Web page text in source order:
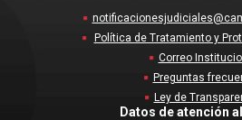
Política de Tratamiento y
Correo
Preguntas
Ley de
Datos de atención